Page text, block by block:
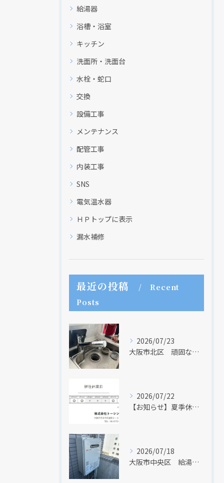
給湯器
浴槽・浴室
キッチン
洗面所・洗面台
水栓・蛇口
交換
設備工事
メンテナンス
配管工事
内装工事
SNS
電気温水器
ＨＰトップに表示
漏水補修
最近の投稿
Recent
Posts
2026/07/23
大阪市北区 頑固な水アカはなかなか取れない・・・
2026/07/22
【お知らせ】夏季休業日のお知らせ【２０２６年】
2026/07/18
大阪市中央区 給湯器のリモコンが無くても、リモコンを設置する方法はあります